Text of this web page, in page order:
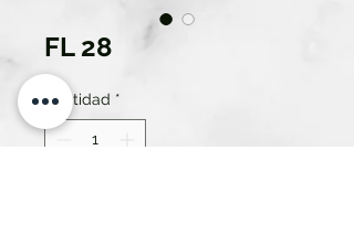
FL 28
Cantidad *